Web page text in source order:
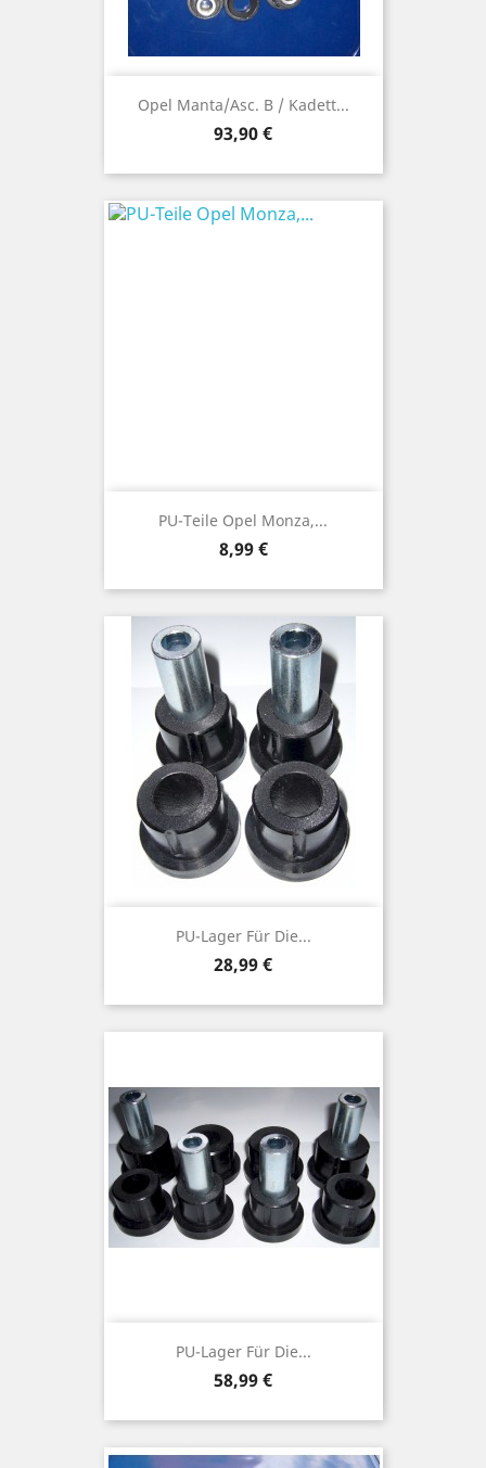
Opel Manta/Asc. B / Kadett...
Preis
93,90 €
PU-Teile Opel Monza,...
Preis
8,99 €
PU-Lager Für Die...
Preis
28,99 €
PU-Lager Für Die...
Preis
58,99 €